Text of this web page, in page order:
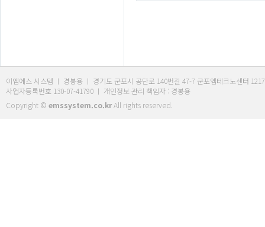
이엠에스 시스템 ㅣ 경봉용 ㅣ 경기도 군포시 공단로 140번길 47-7 군포엠테크노센터
사업자등록번호 130-07-41790 ㅣ 개인정보 관리 책임자 : 경봉용
Copyright © emssystem.co.krAll rights reserved.